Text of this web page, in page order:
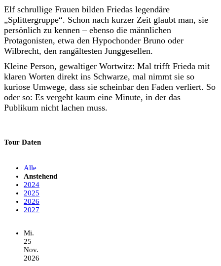
Elf schrullige Frauen bilden Friedas legendäre
„Splittergruppe“. Schon nach kurzer Zeit glaubt man, sie
persönlich zu kennen – ebenso die männlichen
Protagonisten, etwa den Hypochonder Bruno oder
Wilbrecht, den rangältesten Junggesellen.
Kleine Person, gewaltiger Wortwitz: Mal trifft Frieda mit
klaren Worten direkt ins Schwarze, mal nimmt sie so
kuriose Umwege, dass sie scheinbar den Faden verliert. So
oder so: Es vergeht kaum eine Minute, in der das
Publikum nicht lachen muss.
Tour Daten
Alle
Anstehend
2024
2025
2026
2027
Mi.
25
Nov.
2026